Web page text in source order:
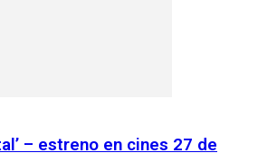
– estreno en cines 27 de